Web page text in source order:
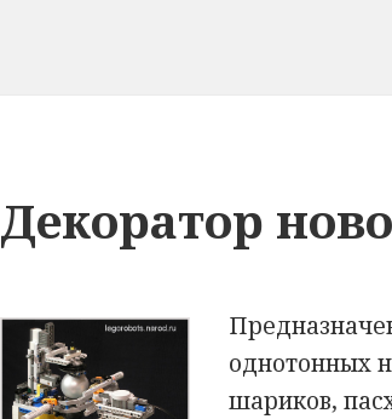
Декоратор
однотонных
шариков,